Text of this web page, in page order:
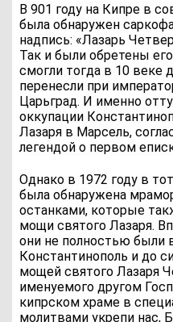
В 901 году на Кипре в
была обнаружен
надпись: «Лазарь
Так и были обретены
смогли тогда в 10 веке
перенесли при
Царьград. И именно
оккупации
Лазаря в Марсель,
легендой о первом
Однако в 1972 году в
была обнаружена
останками, которые
мощи святого Лазаря.
они не полностью были
Константинополь и до
мощей святого Лазаря
именуемого другом
кипрском храме в
молитвами укрепи нас,